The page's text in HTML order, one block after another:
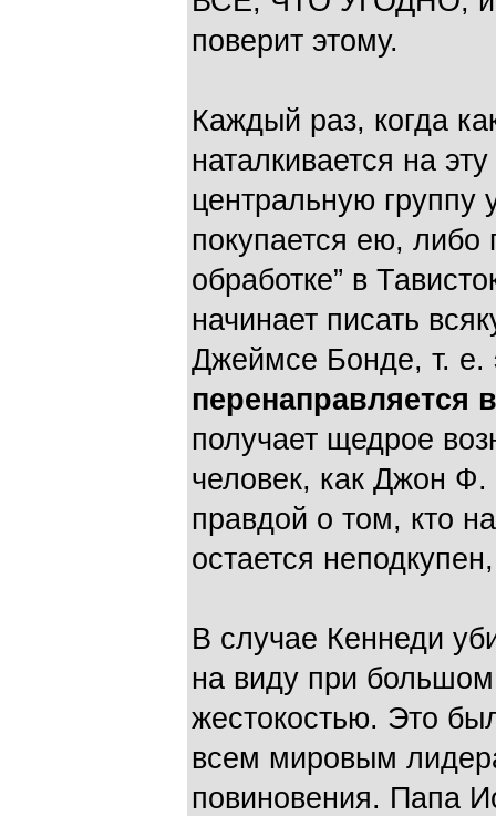
поверит этому.
Каждый раз, когда
наталкивается на
центральную
покупается ею, либо
обработке” в
начинает писать
Джеймсе Бонде, т. е.
перенаправляется
получает щедрое
человек, как Джон Ф.
правдой о том, кто
остается
В случае Кеннеди
на виду при
жестокостью. Это
всем мировым
повиновения. Папа